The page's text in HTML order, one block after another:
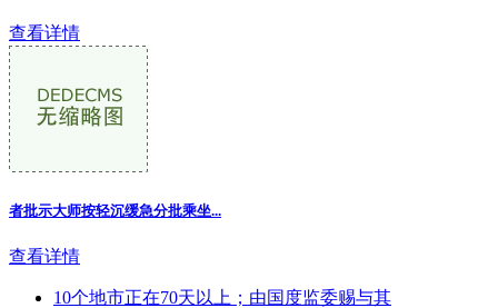
查看详情
者批示大师按轻沉缓急分批乘坐...
查看详情
10个地市正在70天以上；由国度监委赐与其